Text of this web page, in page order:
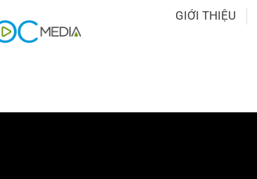
GIỚI THIỆU